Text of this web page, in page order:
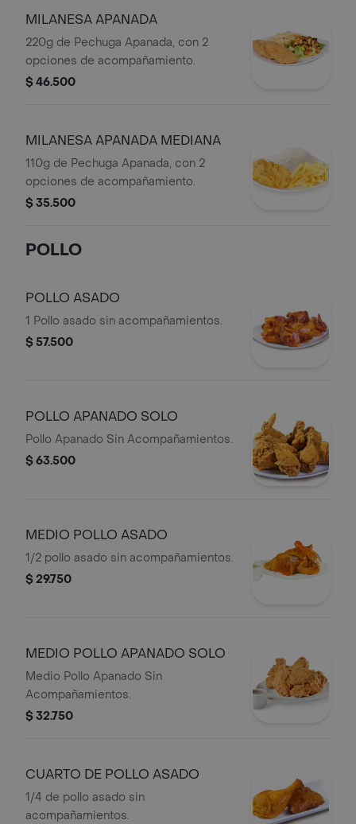
MILANESA APANADA
220g de Pechuga Apanada, con 2
opciones de acompañamiento.
$ 46.500
MILANESA APANADA MEDIANA
110g de Pechuga Apanada, con 2
opciones de acompañamiento.
$ 35.500
POLLO
POLLO ASADO
1 Pollo asado sin acompañamientos.
$ 57.500
POLLO APANADO SOLO
Pollo Apanado Sin Acompañamientos.
$ 63.500
MEDIO POLLO ASADO
1/2 pollo asado sin acompañamientos.
$ 29.750
MEDIO POLLO APANADO SOLO
Medio Pollo Apanado Sin
Acompañamientos.
$ 32.750
CUARTO DE POLLO ASADO
1/4 de pollo asado sin
acompañamientos.